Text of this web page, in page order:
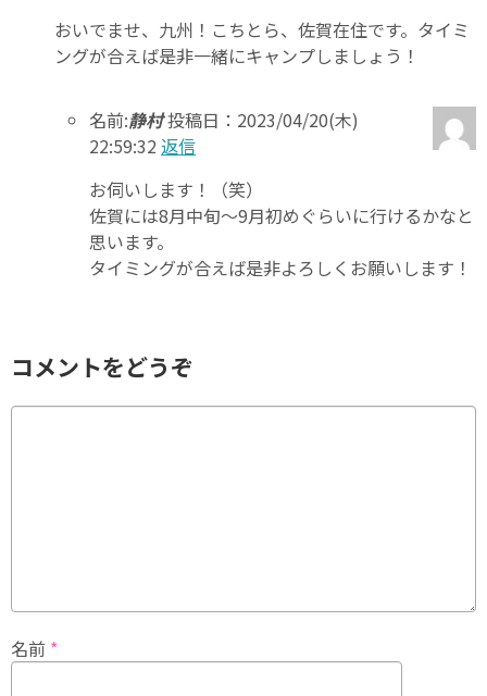
おいでませ、九州！こちとら、佐賀在住です。タイミ
ングが合えば是非一緒にキャンプ️しましょう！
名前:静村投稿日：2023/04/20(木)
22:59:32 返信
お伺いします！（笑）
佐賀には8月中旬～9月初めぐらいに行けるかなと
思います。
タイミングが合えば是非よろしくお願いします！
コメントをどうぞ
名前 *